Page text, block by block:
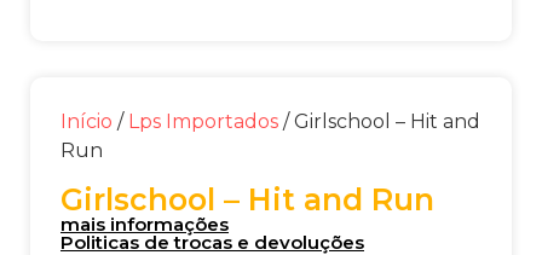
Início / Lps Importados / Girlschool – Hit and
Run
Girlschool – Hit and Run
mais informações
Politicas de trocas e devoluções